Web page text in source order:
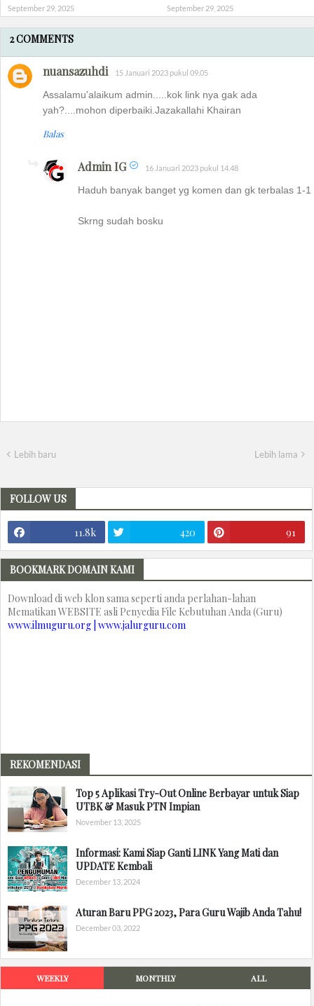
September 29, 2025 September 29, 2025
2 COMMENTS
nuansazuhdi 15 Januari 2023 pukul 09.05
Assalamu'alaikum admin.....kok link nya gak ada
yah?....mohon diperbaiki.Jazakallahi Khairan
Balas
Admin IG 16 Januari 2023 pukul 14.48
Haduh banyak banget yg komen dan gk terbalas 1-1
Skrng sudah bosku
Lebih baru Lebih lama
FOLLOW US
11.8k 420 91
BOOKMARK DOMAIN KAMI
Download di web klon sama seperti anda perlahan-lahan
Mematikan WEBSITE asli Penyedia File Kebutuhan Anda (Guru)
www.ilmuguru.org | www.jalurguru.com
REKOMENDASI
Top 5 Aplikasi Try-Out Online Berbayar untuk Siap
UTBK & Masuk PTN Impian
November 13, 2025
Informasi: Kami Siap Ganti LINK Yang Mati dan
UPDATE Kembali
December 13, 2024
Aturan Baru PPG 2023, Para Guru Wajib Anda Tahu!
December 03, 2022
WEEKLY MONTHLY ALL